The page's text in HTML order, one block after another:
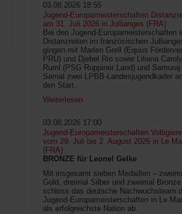
03.08.2026 18:55
Jugend-Europameisterschaften
am 31. Juli 2026 in Jullianges (FRA)
Bei den Jugend-Europameisterschaften
Distanzreiten im französischen
gingen mit Marlen Grell (Equus
PRU) und Djebel Rio sowie Liliana
Ruml (PSG Ruppiner Land) und Samuraj
Samal zwei LPBB-Landesjugendkader an
den Start.
Weiterlesen
03.08.2026 17:00
Jugend-Europameisterschaften
vom 29. Juli bis 2. August 2026 in Le
(FRA)
BRONZE für Leonel Gelke
Mit insgesamt sieben Medaillen –
Gold, dreimal Silber und zweimal
schloss das deutsche Nachwuchsteam
Jugend-Europameisterschaften in Le
als erfolgreichste Nation ab.